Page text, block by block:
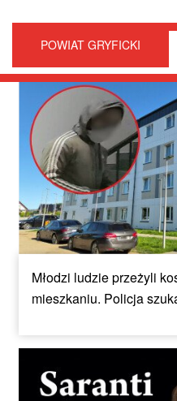
POWIAT GRYFICKI
Młodzi ludzie przeżyli
mieszkaniu. Policja